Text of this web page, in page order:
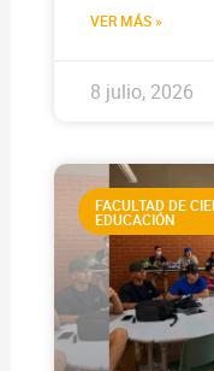
VER MÁS »
8 julio, 2026
FACULTAD DE
EDUCACIÓN